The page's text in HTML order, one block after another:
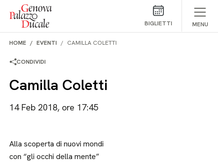
Salta al contenuto
BIGLIETTI MENU
HOME EVENTI CAMILLA COLETTI
CONDIVIDI
Camilla Coletti
14 Feb 2018, ore 17:45
Alla scoperta di nuovi mondi
con “gli occhi della mente”